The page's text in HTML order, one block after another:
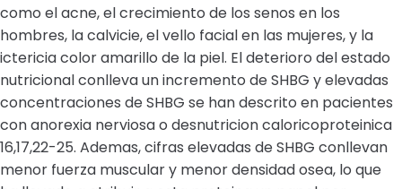
como el acne, el crecimiento de los senos en los
hombres, la calvicie, el vello facial en las mujeres, y la
ictericia color amarillo de la piel. El deterioro del estado
nutricional conlleva un incremento de SHBG y elevadas
concentraciones de SHBG se han descrito en pacientes
con anorexia nerviosa o desnutricion caloricoproteinica
16,17,22-25. Ademas, cifras elevadas de SHBG conllevan
menor fuerza muscular y menor densidad osea, lo que